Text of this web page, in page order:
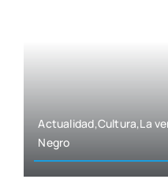
Actualidad,Cultura,La
Negro